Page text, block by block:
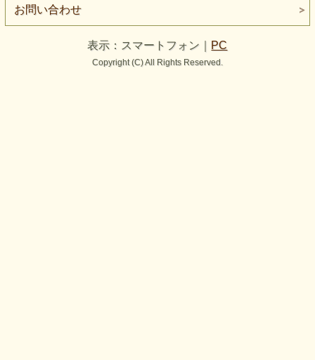
お問い合わせ
表示：スマートフォン｜ PC
Copyright (C) All Rights Reserved.